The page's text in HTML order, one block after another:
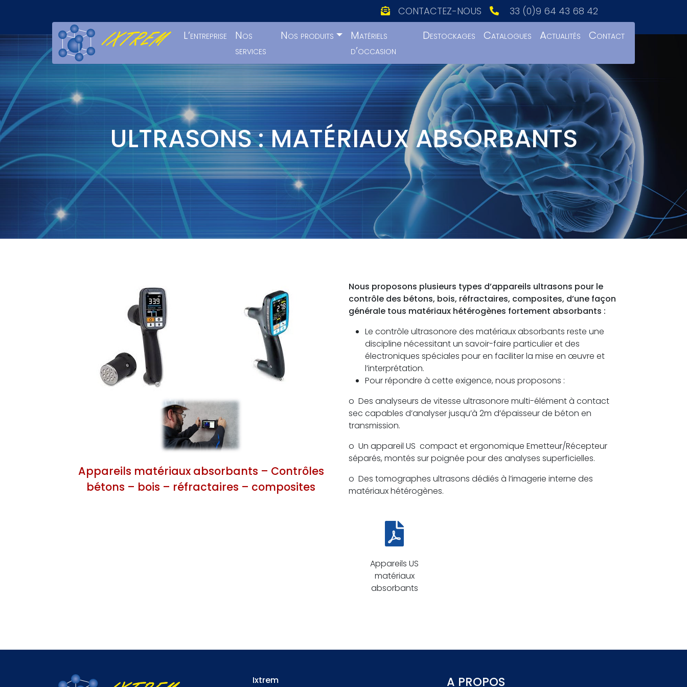
CONTACTEZ-NOUS 33 (0)9 64 43 68 42
L’entreprise
Nos
services
Nos produits
Matériels
d’occasion
Destockages Catalogues Actualités Contact
ULTRASONS : MATÉRIAUX ABSORBANTS
Appareils matériaux absorbants – Contrôles
bétons – bois – réfractaires – composites
Nous proposons plusieurs types d’appareils ultrasons pour le
contrôle des bétons, bois, réfractaires, composites, d’une façon
générale tous matériaux hétérogènes fortement absorbants :
Le contrôle ultrasonore des matériaux absorbants reste une
discipline nécessitant un savoir-faire particulier et des
électroniques spéciales pour en faciliter la mise en œuvre et
l’interprétation.
Pour répondre à cette exigence, nous proposons :
o Des analyseurs de vitesse ultrasonore multi-élément à contact
sec capables d’analyser jusqu’à 2m d’épaisseur de béton en
transmission.
o Un appareil US compact et ergonomique Emetteur/Récepteur
séparés, montés sur poignée pour des analyses superficielles.
o Des tomographes ultrasons dédiés à l’imagerie interne des
matériaux hétérogènes.
Appareils US
matériaux
absorbants
Ixtrem A PROPOS